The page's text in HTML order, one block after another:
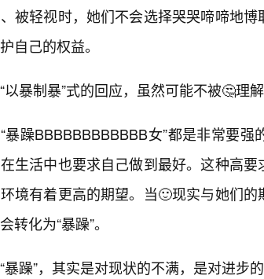
被轻视时，她们不会选择哭哭啼啼地
自己的权益。
以暴制暴”式的回应，虽然可能不被🤔理
暴躁BBBBBBBBBBBB女”都是非常要
生活中也要求自己做到最好。这种高
境有着更高的期望。当🙂现实与她们
转化为“暴躁”。
暴躁”，其实是对现状的不满，是对进步的